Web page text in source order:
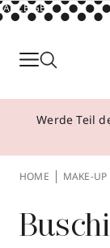
ANZEIGE
Parfum
Make-
Über
Werde Teil
HOME MAKE-UP